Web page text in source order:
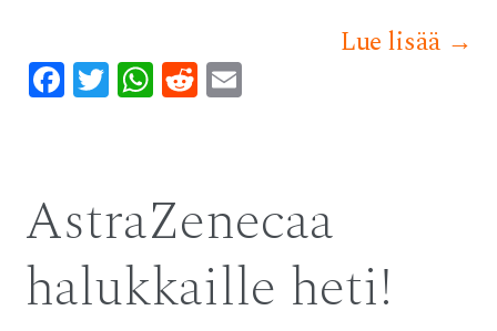
Lue lisää →
F
ac
o
o
k
T
w
r
W
h
A
p
p
R
e
t
AstraZenecaa
halukkaille heti!